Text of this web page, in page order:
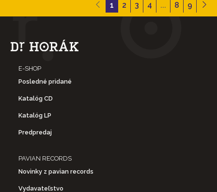
1 2 3 4 ... 8 9
E-SHOP
Posledné pridané
Katalóg CD
Katalóg LP
Predpredaj
PAVIAN RECORDS
Novinky z pavian records
Vydavateľstvo